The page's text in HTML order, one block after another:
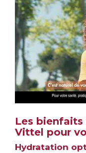
Les bienfaits
Vittel pour
Hydratation